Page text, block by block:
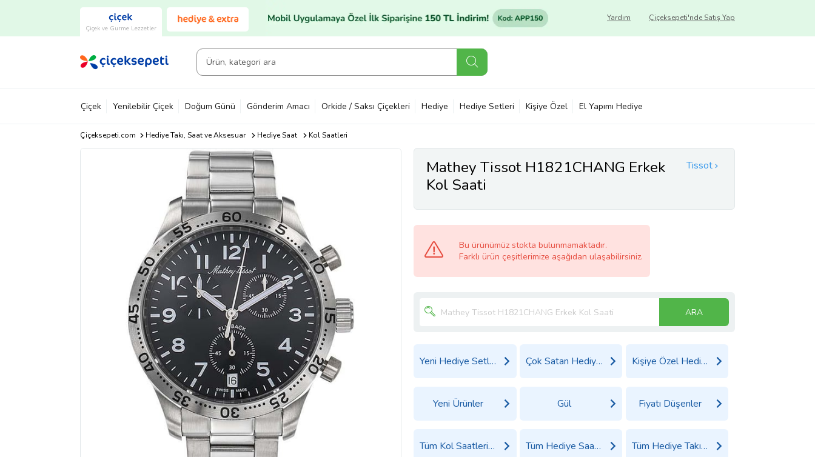
Çiçek ve Gurme Lezzetler
Çiçeksepeti'nde Satış Yap
Yardım
Çiçek Yenilebilir Çiçek Doğum Günü Gönderim Amacı Orkide / Saksı Çiçekleri Hediye Hediye Setleri Kişiye Özel El Yapımı Hediye
Çiçeksepeti.com Hediye Takı, Saat ve Aksesuar Hediye Saat Kol Saatleri
Tissot
Mathey Tissot H1821CHANG Erkek
Kol Saati
Bu ürünümüz stokta bulunmamaktadır.
Farklı ürün çeşitlerimize aşağıdan ulaşabilirsiniz.
ARA
Yeni Hediye Setleri Çok Satan Hediyeler Kişiye Özel Hediyeler
Yeni Ürünler Gül Fiyatı Düşenler
Tüm Kol Saatleri Ürünleri Tüm Hediye Saat Ürünleri Tüm Hediye Takı, Saat ve Aksesuar Ürünleri